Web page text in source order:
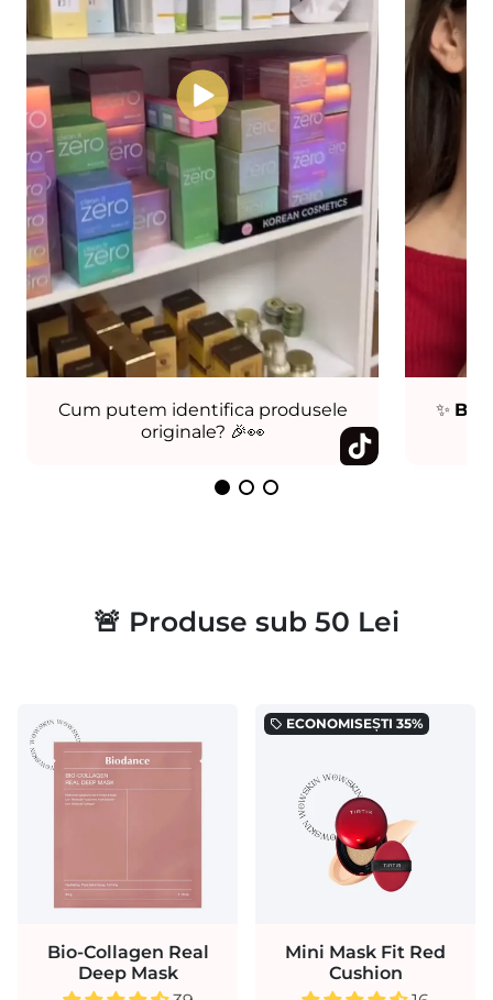
Cum putem identifica produsele
originale? 🎉👀
✨
🚨 Produse sub 50 Lei
Bio-Collagen Real
Deep Mask
local_offer ECONOMISEȘTI 35%
Mini Mask Fit Red
Cushion